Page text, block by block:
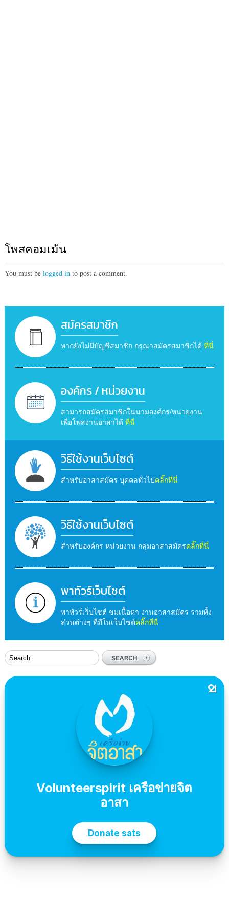
โพสคอมเม้น
You must be logged into post a comment.
สมัครสมาชิก
หากยังไม่มีบัญชีสมาชิก กรุณาสมัครสมาชิกได้ ที่นี่
องค์กร / หน่วยงาน
สามารถสมัครสมาชิกในนามองค์กร/หน่วยงาน
เพื่อโพสงานอาสาได้ ที่นี่
วิธีใช้งานเว็บไซต์
สำหรับอาสาสมัคร บุคคลทั่วไปคลิ๊กที่นี่
วิธีใช้งานเว็บไซต์
สำหรับองค์กร หน่วยงาน กลุ่มอาสาสมัครคลิ๊กที่นี่
พาทัวร์เว็บไซต์
พาทัวร์เว็บไซต์ ชมเนื้อหา งานอาสาสมัคร รวมทั้ง
ส่วนต่างๆ ที่มีในเว็บไซต์คลิ๊กที่นี่